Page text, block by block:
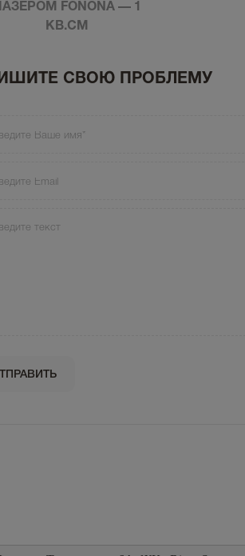
FONONA — 1
КВ.СМ
СВОЮ ПРОБЛЕМУ